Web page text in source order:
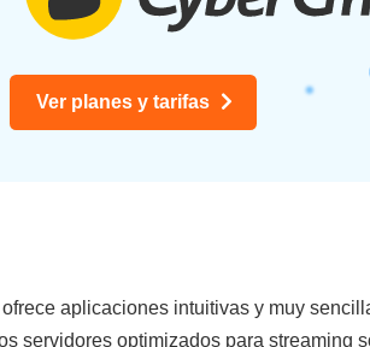
Ver planes y tarifas
aplicaciones intuitivas y muy
servidores optimizados para streaming